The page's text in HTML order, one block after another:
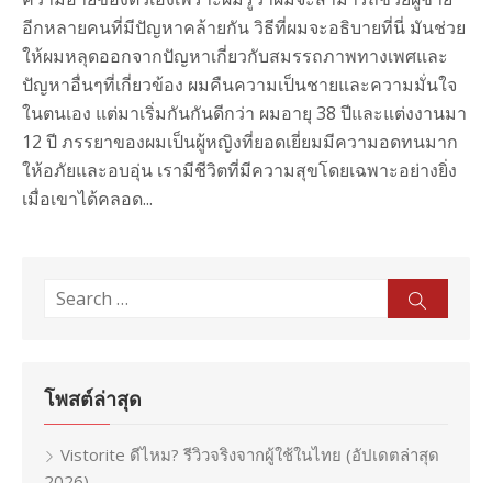
อีกหลายคนที่มีปัญหาคล้ายกัน วิธีที่ผมจะอธิบายที่นี่ มันช่วย
ให้ผมหลุดออกจากปัญหาเกี่ยวกับสมรรถภาพทางเพศและ
ปัญหาอื่นๆที่เกี่ยวข้อง ผมคืนความเป็นชายและความมั่นใจ
ในตนเอง แต่มาเริ่มกันกันดีกว่า ผมอายุ 38 ปีและแต่งงานมา
12 ปี ภรรยาของผมเป็นผู้หญิงที่ยอดเยี่ยมมีความอดทนมาก
ให้อภัยและอบอุ่น เรามีชีวิตที่มีความสุขโดยเฉพาะอย่างยิ่ง
เมื่อเขาได้คลอด...
Search
โพสต์ล่าสุด
Vistorite ดีไหม? รีวิวจริงจากผู้ใช้ในไทย (อัปเดตล่าสุด